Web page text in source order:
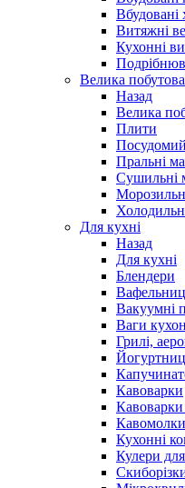
Вбудовані
Витяжні
Кухонні
Велика побутова
Назад
Велика
Плити
Пральні
Сушильні
Для кухні
Назад
Для кухні
Блендери
Вакуумні
Ваги
Грилі,
Кавоварки
Кавоварки
Кавомолки
Кухонні
Кулери